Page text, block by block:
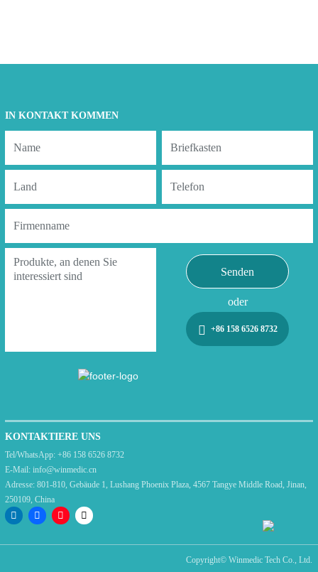
IN KONTAKT KOMMEN
Senden
oder
+86 158 6526 8732
KONTAKTIERE UNS
Tel/WhatsApp: +86 158 6526 8732
E-Mail: info@winmedic.cn
Adresse: 801-810, Gebäude 1, Lushang Phoenix Plaza, 4567 Tangye Middle Road, Jinan,
250109, China
Copyright© Winmedic Tech Co., Ltd.